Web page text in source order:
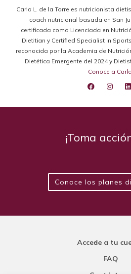
Carla L. de la Torre es nutricionista
coach nutricional basada en San
certificada como Licenciada en
Dietitian y Certified Specialist in
reconocida por la Academia de
Dietética Emergente del 2024 y
Conoce a Carla
¡Toma
Conoce los planes
Accede a tu
FAQ